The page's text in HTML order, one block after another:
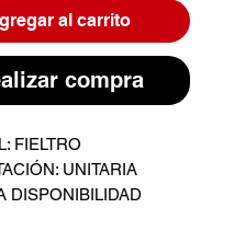
al carrito
compra
FIELTRO
UNITARIA
DISPONIBILIDAD